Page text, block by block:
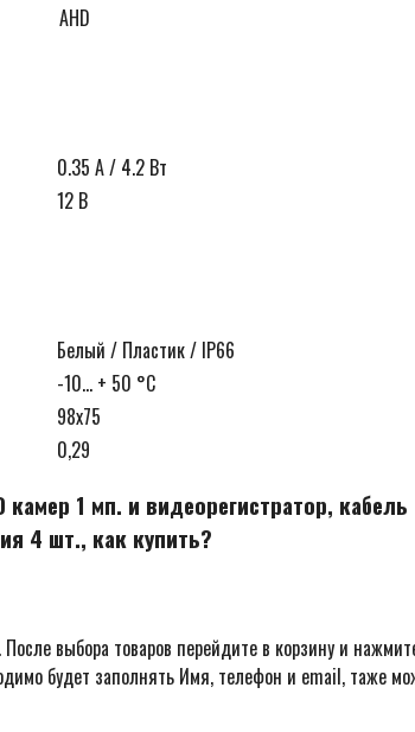
AHD
0.35 А / 4.2 Вт
12 В
Белый / Пластик / IP66
-10… + 50 °С
98х75
0,29
1 мп. и видеорегистратор, кабель
4 шт., как купить?
выбора товаров перейдите в корзину и
будет заполнять Имя, телефон и email, таже